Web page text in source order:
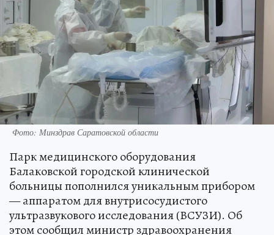
Фото: Минздрав Саратовской области
Парк медицинского оборудования
Балаковской городской клинической
больницы пополнился уникальным прибором
— аппаратом для внутрисосудистого
ультразвукового исследования (ВСУЗИ). Об
этом сообщил министр здравоохранения